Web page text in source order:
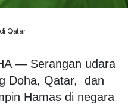
Qatar.
— Serangan udara
Doha, Qatar, dan
Hamas di negara